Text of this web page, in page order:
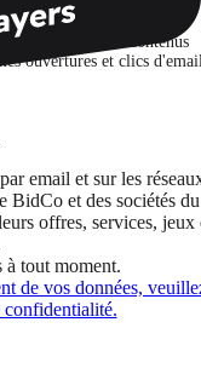
et des contenus
ouvertures et clics
email et sur les
BidCo et des sociétés du
offres, services, jeux
à tout moment.
de vos données,
confidentialité.